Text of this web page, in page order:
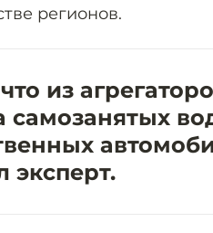
регионов.
из
эксперт.